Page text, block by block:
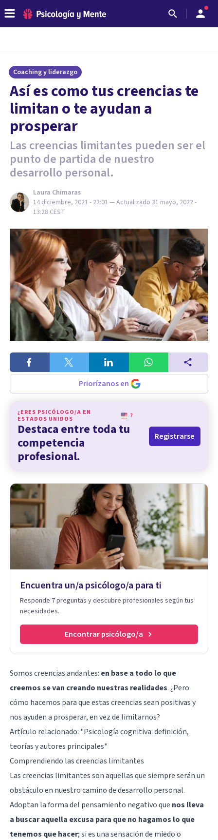
Coaching y liderazgo
Así es como tus creencias te
limitan o te ayudan a
prosperar
Las creencias limitantes pueden ser el
punto de partida de nuestro
desarrollo personal.
Laura Chimaras
14 diciembre, 2021 - 22:01 — Actualizado 31 mayo, 2022 -
13:28 CEST
Priorízanos en
¿ERES PSICÓLOGO/A EN
ESTADOS UNIDOS
?
Destaca entre toda tu
competencia
profesional.
Registrarse
Encuentra un/a psicólogo/a para ti
Responde 7 preguntas y descubre profesionales según tus
necesidades.
Encontrar psicólogo/a
Somos creencias andantes: en base a todo lo que
creemos se van creando nuestras realidades. ¿Pero
cómo hacemos para que estas creencias sean positivas y
nos ayuden a prosperar, en vez de limitarnos?
Artículo relacionado: "Psicología cognitiva: definición,
teorías y autores principales"
Comprendiendo las creencias limitantes
Las creencias limitantes son aquellas que siempre serán un
obstáculo en nuestro camino de desarrollo personal.
Adoptan la forma del pensamiento negativo que nos lleva
a buscar aquella excusa para que no hagamos lo que
tenemos que hacer; si es una sensación de miedo o